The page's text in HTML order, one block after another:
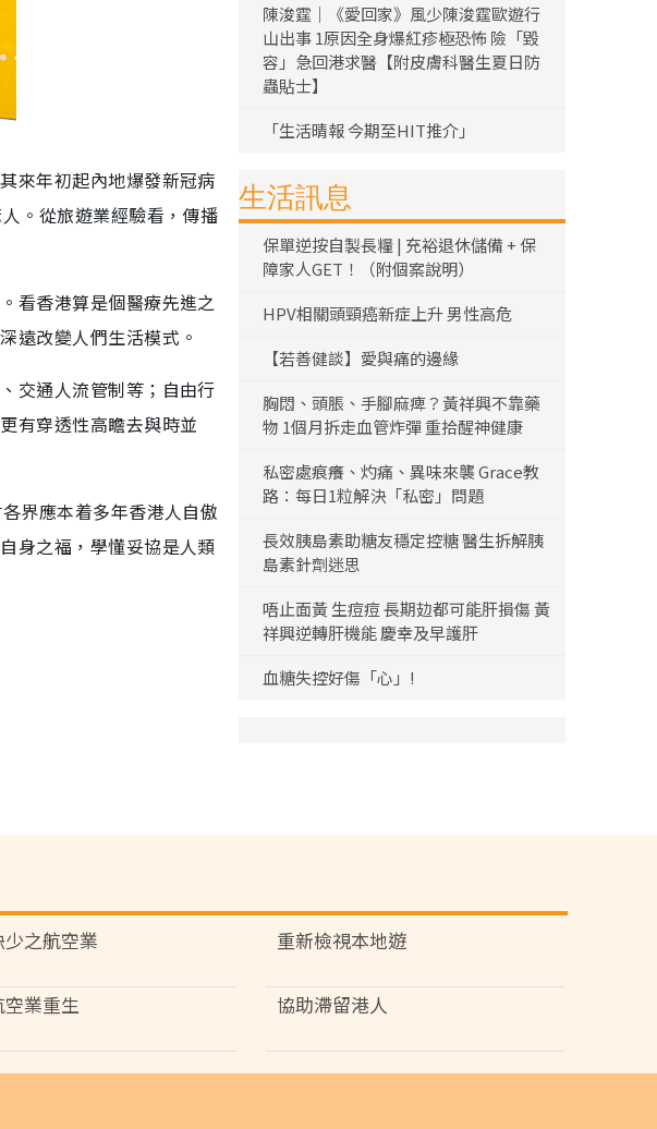
來年初起內地爆發新冠病
。從旅遊業經驗看，傳播
看香港算是個醫療先進之
遠改變人們生活模式。
交通人流管制等；自由行
有穿透性高瞻去與時並
界應本着多年香港人自傲
身之福，學懂妥協是人類
陳浚霆｜《愛回家》風少陳浚霆歐遊行
山出事 1原因全身爆紅疹極恐怖 險「毀
容」急回港求醫【附皮膚科醫生夏日防
蟲貼士】
「生活晴報 今期至HIT推介」
生活訊息
保單逆按自製長糧 | 充裕退休儲備 + 保
障家人GET！（附個案說明）
HPV相關頭頸癌新症上升 男性高危
【若善健談】愛與痛的邊緣
胸悶、頭脹、手腳麻痺？黃祥興不靠藥
物 1個月拆走血管炸彈 重拾醒神健康
私密處痕癢、灼痛、異味來襲 Grace教
路：每日1粒解決「私密」問題
長效胰島素助糖友穩定控糖 醫生拆解胰
島素針劑迷思
唔止面黃 生痘痘 長期攰都可能肝損傷 黃
祥興逆轉肝機能 慶幸及早護肝
血糖失控好傷「心」!
之航空業 重新檢視本地遊
業重生 協助滯留港人